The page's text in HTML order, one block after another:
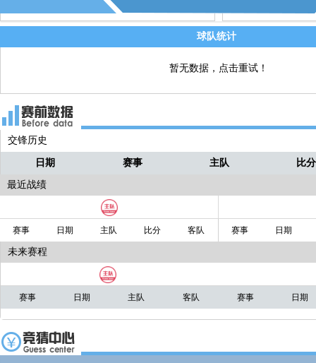
球队统计
暂无数据，点击重试！
交锋历史
日期 赛事 主队 比分
最近战绩
赛事 日期 主队 比分 客队 赛事 日期
未来赛程
赛事 日期 主队 客队 赛事 日期